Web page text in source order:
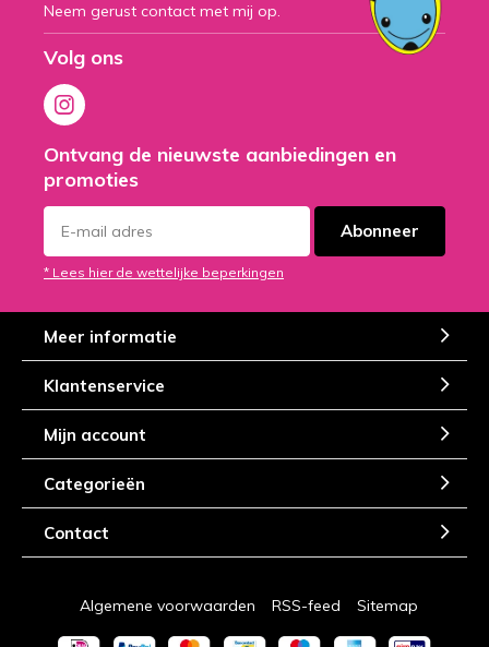
Neem gerust contact met mij op.
Volg ons
Ontvang de nieuwste aanbiedingen en
promoties
Abonneer
* Lees hier de wettelijke beperkingen
Meer informatie
Klantenservice
Mijn account
Categorieën
Contact
Algemene voorwaarden RSS-feed Sitemap